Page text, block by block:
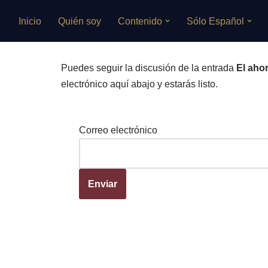
Inicio Quién soy Contenido Sólo Español
Puedes seguir la discusión de la entrada El
electrónico aquí abajo y estarás listo.
Correo electrónico